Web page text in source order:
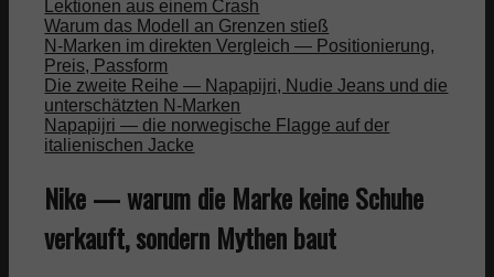
Lektionen aus einem Crash
Warum das Modell an Grenzen stieß
N-Marken im direkten Vergleich — Positionierung,
Preis, Passform
Die zweite Reihe — Napapijri, Nudie Jeans und die
unterschätzten N-Marken
Napapijri — die norwegische Flagge auf der
italienischen Jacke
Nike — warum die Marke keine Schuhe
verkauft, sondern Mythen baut